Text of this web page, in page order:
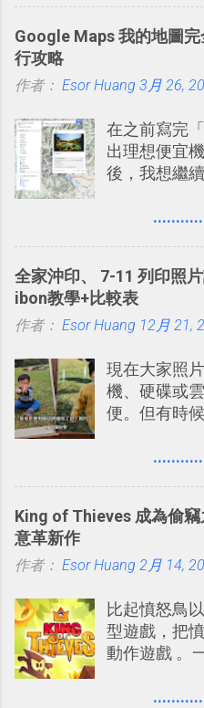
有機會在一
點： 1. 「 很
聊天打屁、
2. 「 有效率
組機制讓茶
事可以從聊
的軟體則讓
保持聯繫。
台，可以參
戶 。 2017/3
改造 Slack
程看板
Google Maps 我的地圖
行攻略
作者： Esor Huang 3月 26,
在之前寫完
出理想便宜
後，我想繼
入的來聊聊
線，對商務
張資料地圖
書時建立的
規劃自助旅
圖」在規劃
多問題： 國
稱。 在規
時帶來好心
享合作，讓
全家沖印、 7-11 列印照
ibon教學+比較表
作者： Esor Huang 12月 21,
現在大家照
機、硬碟或
便。但有時
要製作家庭
片？而且最
（或是沒有
提供了印照
可以立即拿
之前我在電
方便教學
King of Thieves 成為偷
意革新作
作者： Esor Huang 2月 14,
比起憤怒鳥
型遊戲，把
動作遊戲 。
次推出另外